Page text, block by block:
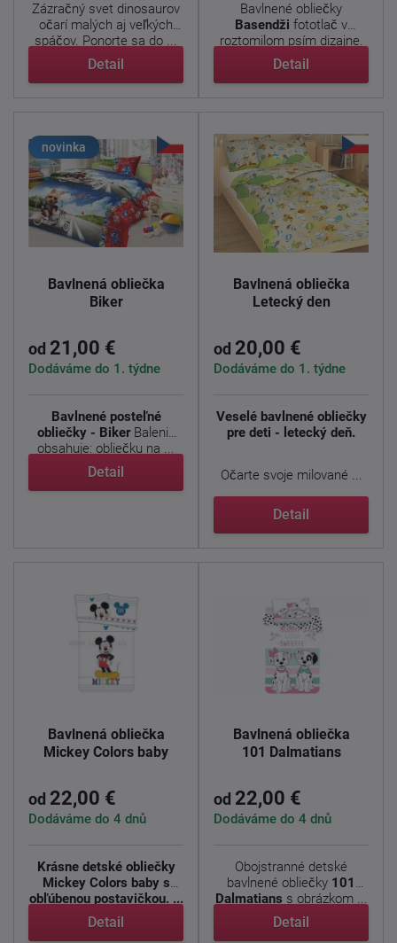
Zázračný svet dinosaurov
očarí malých aj veľkých
spáčov. Ponorte sa do ...
Detail
Bavlnené obliečky
Basendži fototlač v
roztomilom psím dizajne.
...
Detail
novinka
Bavlnená obliečka
Biker
od 21,00 €
Dodáváme do 1. týdne
Bavlnené posteľné
obliečky - BikerBalenie
obsahuje: obliečku na ...
Detail
Bavlnená obliečka
Letecký den
od 20,00 €
Dodáváme do 1. týdne
Veselé bavlnené obliečky
pre deti - letecký deň.
Očarte svoje milované ...
Detail
Bavlnená obliečka
Mickey Colors baby
od 22,00 €
Dodáváme do 4 dnů
Krásne detské obliečky
Mickey Colors baby s
obľúbenou postavičkou. ...
Detail
Bavlnená obliečka
101 Dalmatians
od 22,00 €
Dodáváme do 4 dnů
Obojstranné detské
bavlnené obliečky 101
Dalmatians s obrázkom ...
Detail